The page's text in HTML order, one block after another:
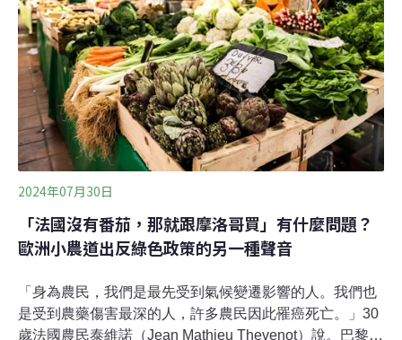
擺設充滿心思，產品包裝均以自然素材替代，幾乎看不到
塑膠材料，包裝也充滿農場特色。現場使用的籃子，大多
出自小農之手。他們邀請老師教大家以竹、藤或草編、自
己動手製作。70多歲的芳文（鍾宋芳文）阿姨和她的兒子
阿彬（鍾文彬）一起經營「芳彬茶園」，芳文姨照顧菜
園，茶園則以阿彬為主，他的港口茶是有機的金萱茶
2024年07月30日
「法國沒有番茄，那就跟摩洛哥買」有什麼問題？
歐洲小農道出反綠色政策的另一種聲音
「身為農民，我們是最先受到氣候變遷影響的人。我們也
是受到農藥傷害最深的人，許多農民因此罹癌死亡。」30
歲法國農民泰維諾（Jean Mathieu Thevenot）說。巴黎奧